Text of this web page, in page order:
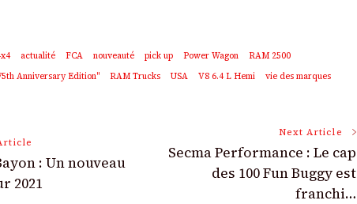
actualité FCA nouveauté pick up Power Wagon
RAM 2500
Anniversary Edition"
RAM Trucks USA V8 6.4 L Hemi vie des marques
: Un nouveau
2021
Next Article
Secma Performance : Le cap
des 100 Fun Buggy est
franchi…